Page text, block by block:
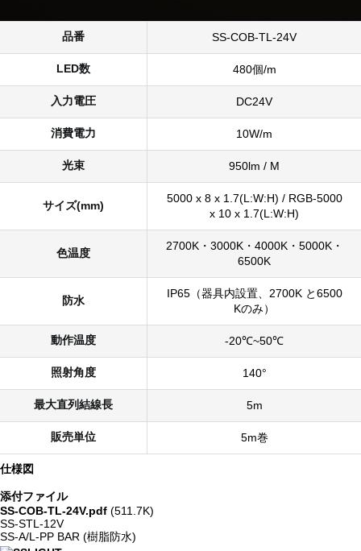
品番 SS-COB-TL-24V
LED数 480個/m
入力電圧 DC24V
消費電力 10W/m
光束 950lm / M
サイズ(mm)
5000 x 8 x 1.7(L:W:H) / RGB-5000
x 10 x 1.7(L:W:H)
色温度
2700K・3000K・4000K・5000K・
6500K
防水
IP65（器具内設置、2700K と6500
Kのみ）
動作温度 -20℃~50℃
照射角度 140°
最大直列結線長 5m
販売単位 5m巻
仕様図
添付ファイル
SS-COB-TL-24V.pdf (511.7K)
SS-STL-12V
SS-A/L-PP BAR (樹脂防水)